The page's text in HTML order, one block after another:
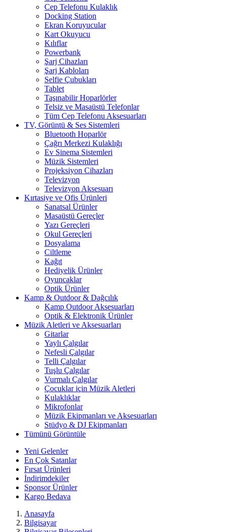
Cep Telefonu Kulaklık
Docking Station
Ekran Koruyucular
Kart Okuyucu
Kılıflar
Powerbank
Şarj Cihazları
Şarj Kabloları
Selfie Çubukları
Tablet
Taşınabilir Hoparlörler
Telsiz ve Masaüstü Telefonlar
Tüm Cep Telefonu Aksesuarları
TV, Görüntü & Ses Sistemleri
Bluetooth Hoparlör
Çağrı Merkezi Kulaklığı
Ev Sinema Sistemleri
Müzik Sistemleri
Projeksiyon Cihazları
Televizyon
Televizyon Aksesuarı
Kırtasiye ve Ofis Ürünleri
Sanatsal Ürünler
Masaüstü Gereçler
Yazı Gereçleri
Okul Gereçleri
Dosyalama
Ciltleme
Kağıt
Hediyelik Ürünler
Oyuncaklar
Optik Ürünler
Kamp & Outdoor & Dağcılık
Kamp Outdoor Aksesuarları
Optik & Elektronik Ürünler
Müzik Aletleri ve Aksesuarları
Gitarlar
Yaylı Çalgılar
Nefesli Çalgılar
Telli Çalgılar
Tuşlu Çalgılar
Vurmalı Çalgılar
Çocuklar için Müzik Aletleri
Kulaklıklar
Mikrofonlar
Müzik Ekipmanları ve Aksesuarları
Stüdyo & DJ Ekipmanları
Tümünü Görüntüle
Yeni Gelenler
En Çok Satanlar
Fırsat Ürünleri
İndirimdekiler
Sponsor Ürünler
Kargo Bedava
Anasayfa
Bilgisayar